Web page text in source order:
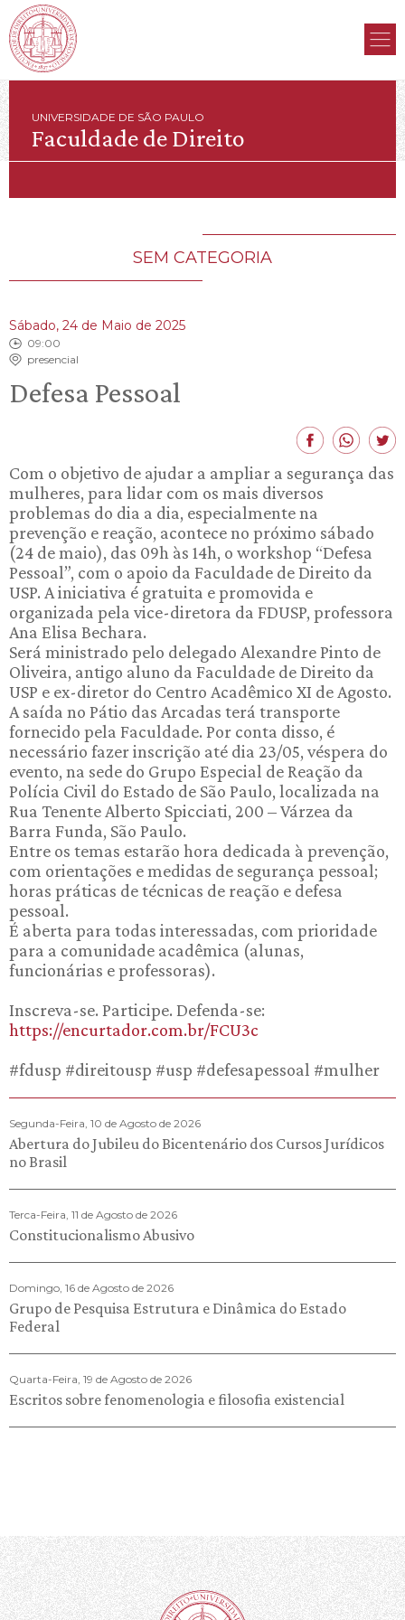
UNIVERSIDADE DE SÃO PAULO
Faculdade de Direito
SEM CATEGORIA
Sábado, 24 de Maio de 2025
09:00
presencial
Defesa Pessoal
Com o objetivo de ajudar a ampliar a segurança das
mulheres, para lidar com os mais diversos
problemas do dia a dia, especialmente na
prevenção e reação, acontece no próximo sábado
(24 de maio), das 09h às 14h, o workshop “Defesa
Pessoal”, com o apoio da Faculdade de Direito da
USP. A iniciativa é gratuita e promovida e
organizada pela vice-diretora da FDUSP, professora
Ana Elisa Bechara.
Será ministrado pelo delegado Alexandre Pinto de
Oliveira, antigo aluno da Faculdade de Direito da
USP e ex-diretor do Centro Acadêmico XI de Agosto.
A saída no Pátio das Arcadas terá transporte
fornecido pela Faculdade. Por conta disso, é
necessário fazer inscrição até dia 23/05, véspera do
evento, na sede do Grupo Especial de Reação da
Polícia Civil do Estado de São Paulo, localizada na
Rua Tenente Alberto Spicciati, 200 – Várzea da
Barra Funda, São Paulo.
Entre os temas estarão hora dedicada à prevenção,
com orientações e medidas de segurança pessoal;
horas práticas de técnicas de reação e defesa
pessoal.
É aberta para todas interessadas, com prioridade
para a comunidade acadêmica (alunas,
funcionárias e professoras).
Inscreva-se. Participe. Defenda-se:
https://encurtador.com.br/FCU3c
#fdusp #direitousp #usp #defesapessoal #mulher
Segunda-Feira, 10 de Agosto de 2026
Abertura do Jubileu do Bicentenário dos Cursos Jurídicos
no Brasil
Terca-Feira, 11 de Agosto de 2026
Constitucionalismo Abusivo
Domingo, 16 de Agosto de 2026
Grupo de Pesquisa Estrutura e Dinâmica do Estado
Federal
Quarta-Feira, 19 de Agosto de 2026
Escritos sobre fenomenologia e filosofia existencial